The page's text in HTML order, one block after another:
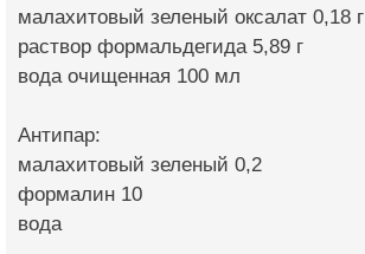
малахитовый зеленый оксалат 0,18 г
раствор формальдегида 5,89 г
вода очищенная 100 мл
Антипар:
малахитовый зеленый 0,2
формалин 10
вода